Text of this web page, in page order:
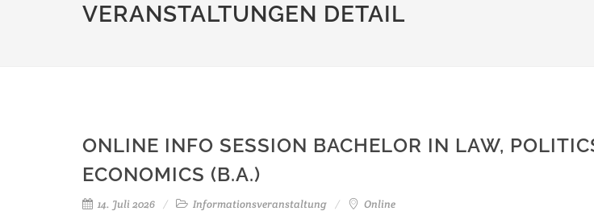
VERANSTALTUNGEN DETAIL
ONLINE INFO SESSION BACHELOR IN LAW,
ECONOMICS (B.A.)
14. Juli 2026 Informationsveranstaltung Online